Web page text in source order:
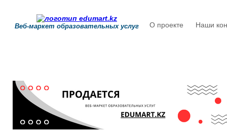
Веб-маркет образовательных услуг О проекте Наши